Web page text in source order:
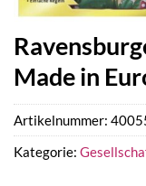
Made in
Artikelnummer:
Kategorie: